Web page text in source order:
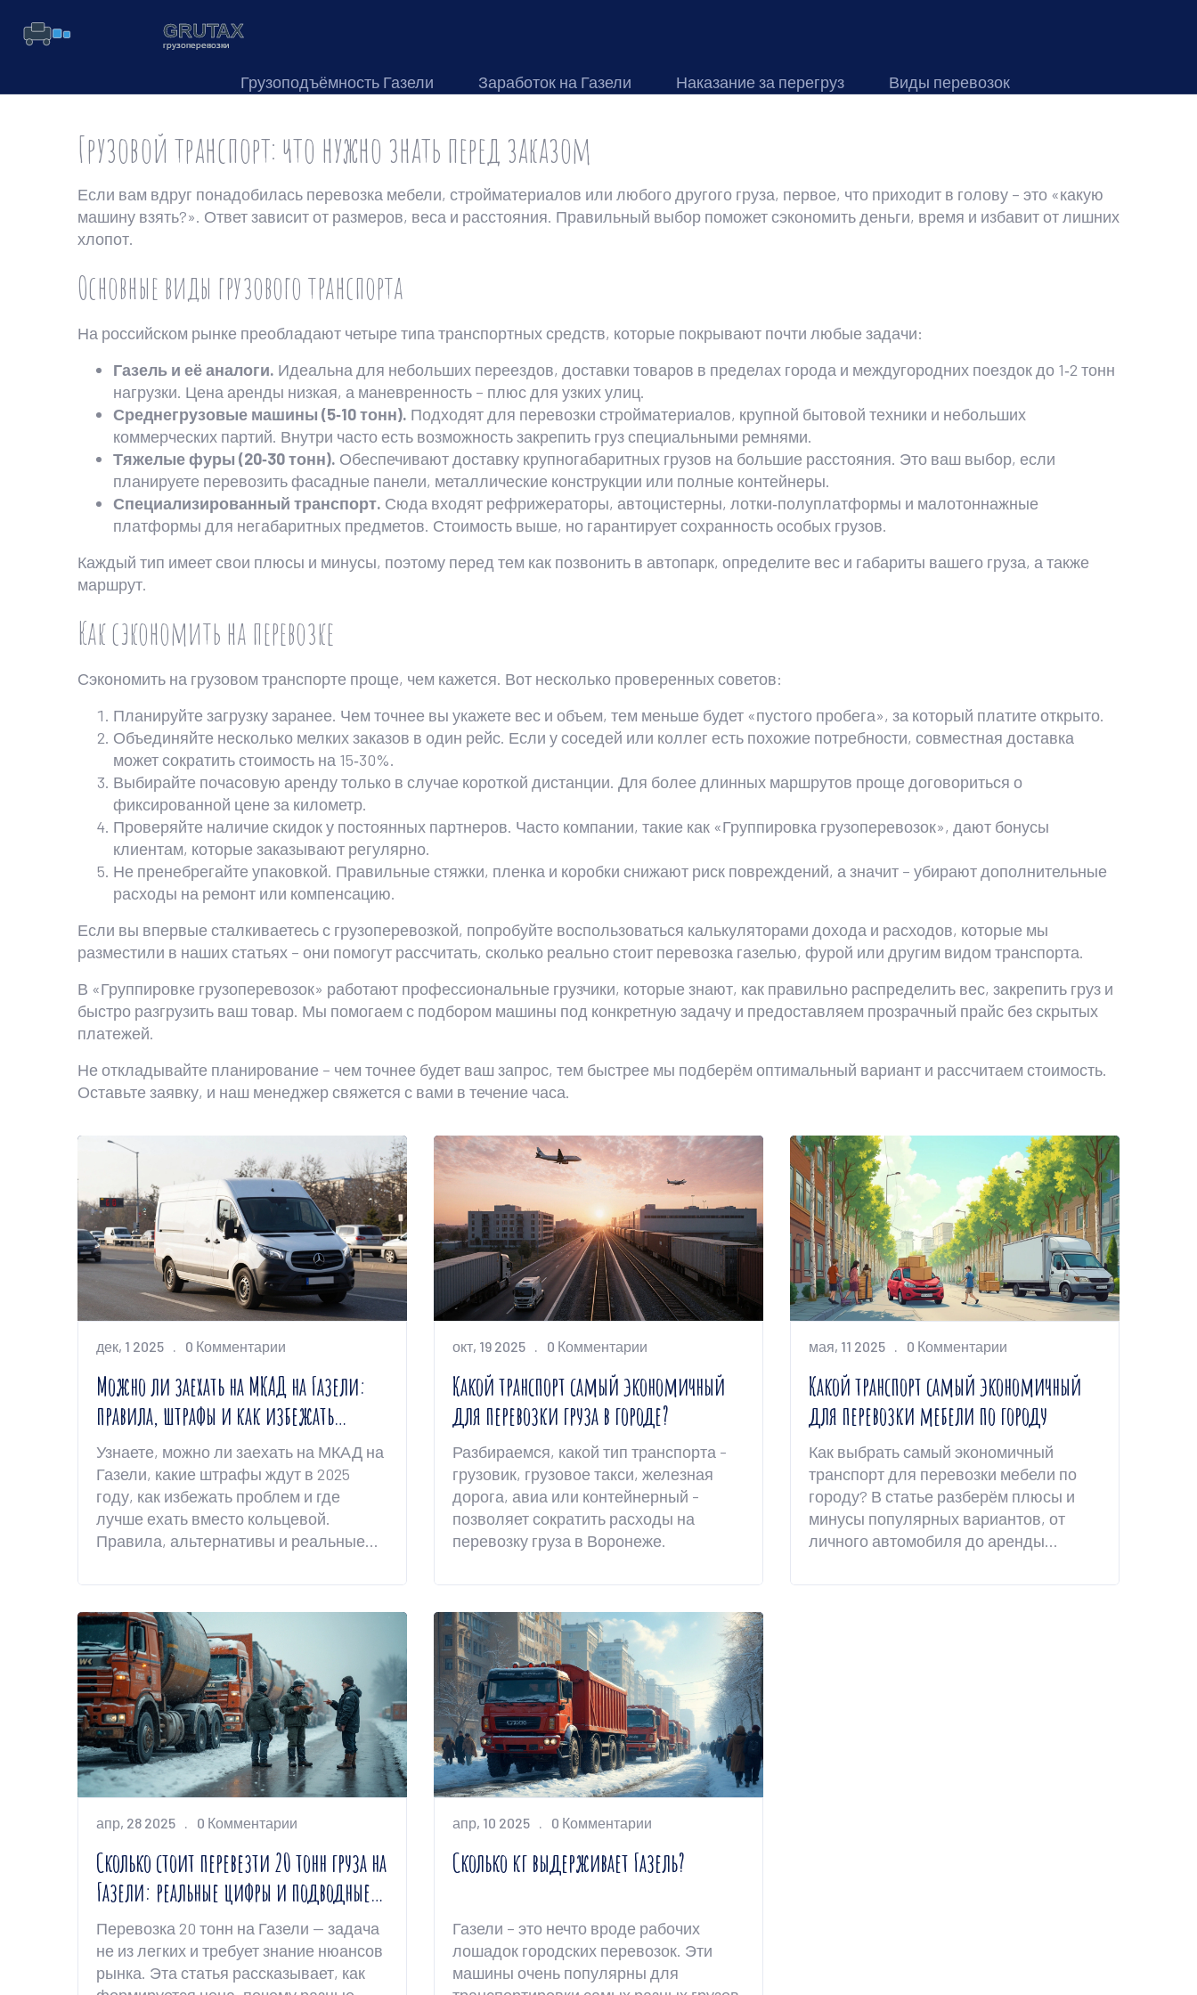
Грузоподъёмность Газели Заработок на Газели Наказание за перегруз Виды перевозок
Грузовой транспорт: что нужно знать перед заказом
Если вам вдруг понадобилась перевозка мебели, стройматериалов или любого другого груза, первое, что приходит в голову – это «какую
машину взять?». Ответ зависит от размеров, веса и расстояния. Правильный выбор поможет сэкономить деньги, время и избавит от лишних
хлопот.
Основные виды грузового транспорта
На российском рынке преобладают четыре типа транспортных средств, которые покрывают почти любые задачи:
Газель и её аналоги. Идеальна для небольших переездов, доставки товаров в пределах города и междугородних поездок до 1‑2 тонн
нагрузки. Цена аренды низкая, а маневренность – плюс для узких улиц.
Среднегрузовые машины (5‑10 тонн). Подходят для перевозки стройматериалов, крупной бытовой техники и небольших
коммерческих партий. Внутри часто есть возможность закрепить груз специальными ремнями.
Тяжелые фуры (20‑30 тонн). Обеспечивают доставку крупногабаритных грузов на большие расстояния. Это ваш выбор, если
планируете перевозить фасадные панели, металлические конструкции или полные контейнеры.
Специализированный транспорт. Сюда входят рефрижераторы, автоцистерны, лотки‑полуплатформы и малотоннажные
платформы для негабаритных предметов. Стоимость выше, но гарантирует сохранность особых грузов.
Каждый тип имеет свои плюсы и минусы, поэтому перед тем как позвонить в автопарк, определите вес и габариты вашего груза, а также
маршрут.
Как сэкономить на перевозке
Сэкономить на грузовом транспорте проще, чем кажется. Вот несколько проверенных советов:
Планируйте загрузку заранее. Чем точнее вы укажете вес и объем, тем меньше будет «пустого пробега», за который платите открыто.
Объединяйте несколько мелких заказов в один рейс. Если у соседей или коллег есть похожие потребности, совместная доставка
может сократить стоимость на 15‑30%.
Выбирайте почасовую аренду только в случае короткой дистанции. Для более длинных маршрутов проще договориться о
фиксированной цене за километр.
Проверяйте наличие скидок у постоянных партнеров. Часто компании, такие как «Группировка грузоперевозок», дают бонусы
клиентам, которые заказывают регулярно.
Не пренебрегайте упаковкой. Правильные стяжки, пленка и коробки снижают риск повреждений, а значит – убирают дополнительные
расходы на ремонт или компенсацию.
Если вы впервые сталкиваетесь с грузоперевозкой, попробуйте воспользоваться калькуляторами дохода и расходов, которые мы
разместили в наших статьях – они помогут рассчитать, сколько реально стоит перевозка газелью, фурой или другим видом транспорта.
В «Группировке грузоперевозок» работают профессиональные грузчики, которые знают, как правильно распределить вес, закрепить груз и
быстро разгрузить ваш товар. Мы помогаем с подбором машины под конкретную задачу и предоставляем прозрачный прайс без скрытых
платежей.
Не откладывайте планирование – чем точнее будет ваш запрос, тем быстрее мы подберём оптимальный вариант и рассчитаем стоимость.
Оставьте заявку, и наш менеджер свяжется с вами в течение часа.
дек, 1 2025 0 Комментарии
Можно ли заехать на МКАД на Газели:
правила, штрафы и как избежать
проблем
Узнаете, можно ли заехать на МКАД на
Газели, какие штрафы ждут в 2025
году, как избежать проблем и где
лучше ехать вместо кольцевой.
Правила, альтернативы и реальные
окт, 19 2025 0 Комментарии
Какой транспорт самый экономичный
для перевозки груза в городе?
Разбираемся, какой тип транспорта -
грузовик, грузовое такси, железная
дорога, авиа или контейнерный -
позволяет сократить расходы на
перевозку груза в Воронеже.
мая, 11 2025 0 Комментарии
Какой транспорт самый экономичный
для перевозки мебели по городу
Как выбрать самый экономичный
транспорт для перевозки мебели по
городу? В статье разберём плюсы и
минусы популярных вариантов, от
личного автомобиля до аренды
реально влияет выбор транспорта и
апр, 28 2025 0 Комментарии
Сколько стоит перевезти 20 тонн груза на
Газели: реальные цифры и подводные
камни
Перевозка 20 тонн на Газели — задача
не из легких и требует знание нюансов
рынка. Эта статья рассказывает, как
апр, 10 2025 0 Комментарии
Сколько кг выдерживает Газель?
Газели – это нечто вроде рабочих
лошадок городских перевозок. Эти
машины очень популярны для